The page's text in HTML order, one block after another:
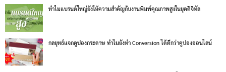
ทำไมแบรนด์ใหญ่ยังให้ความสำคัญกับงานพิมพ์คุณภาพสูงในยุคดิจิทัล
กลยุทธ์แจกคูปองกระดาษ ทำไมยังทำ Conversion ได้ดีกว่าคูปองออนไลน์